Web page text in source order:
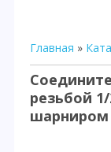
Главная »
резьбой
шарниром